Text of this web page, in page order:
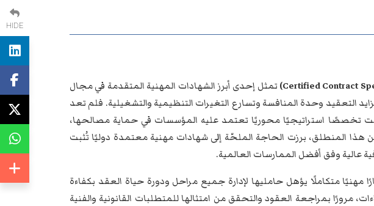
تمثل إحدى أبرز الشهادات المهنية المتقدمة في مجال
التعقيد وحدة المنافسة وتسارع التغيرات التنظيمية والتشغيلية. فلم تعد
تخصصًا استراتيجيًا محوريًا تعتمد عليه المؤسسات في حماية مصالحها،
هذا المنطلق، برزت الحاجة الملحّة إلى شهادات مهنية معتمدة دوليًا تُثبت
عالية وفق أفضل الممارسات العالمية.
مهنيًا متكاملًا يؤهل حامليها لإدارة جميع مراحل ودورة حياة العقد بكفاءة
مرورًا بمراجعة العقود والتحقق من امتثالها للمتطلبات القانونية والفنية
HIDE